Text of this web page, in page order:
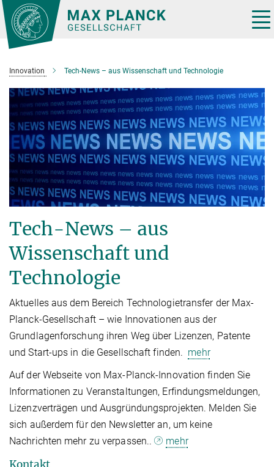
Hauptinhalt
Innovation Tech-News – aus Wissenschaft und Technologie
Tech-News – aus
Wissenschaft und
Technologie
Aktuelles aus dem Bereich Technologietransfer der Max-
Planck-Gesellschaft – wie Innovationen aus der
Grundlagenforschung ihren Weg über Lizenzen, Patente
und Start-ups in die Gesellschaft finden. mehr
Auf der Webseite von Max-Planck-Innovation finden Sie
Informationen zu Veranstaltungen, Erfindungsmeldungen,
Lizenzverträgen und Ausgründungsprojekten. Melden Sie
sich außerdem für den Newsletter an, um keine
Nachrichten mehr zu verpassen..
mehr